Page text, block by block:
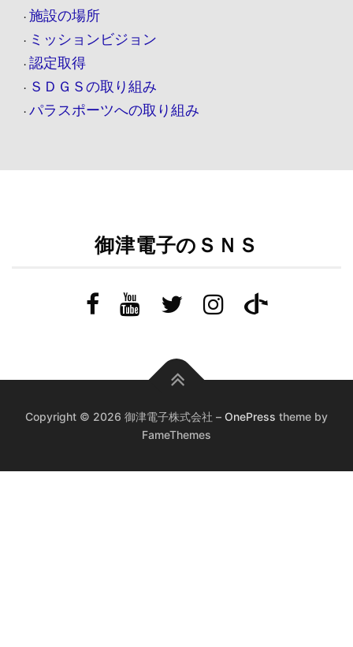
・ 施設の場所
・ ミッションビジョン
・ 認定取得
・ ＳＤＧＳの取り組み
・ パラスポーツへの取り組み
御津電子のＳＮＳ
Copyright © 2026 御津電子株式会社 – OnePress theme by
FameThemes